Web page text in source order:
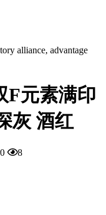
alliance, advantage
F元素满印
灰 酒红
0 8